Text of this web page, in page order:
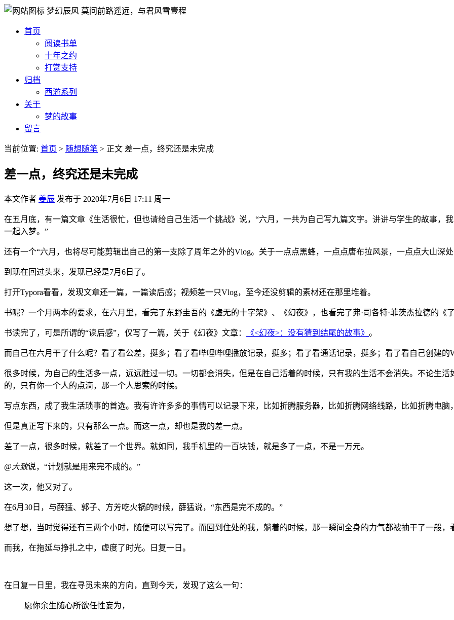
梦幻辰风 莫问前路遥远，与君风雪壹程
首页
阅读书单
十年之约
打赏支持
归档
西游系列
关于
梦的故事
留言
当前位置: 首页 > 随想随笔 > 正文 差一点，终究还是未完成
差一点，终究还是未完成
本文作者 姜辰 发布于 2020年7月6日 17:11 周一
在五月底，有一篇文章《生活很忙，但也请给自己生活一个挑战》说，“六月，一共为自己写九篇文字。讲讲与学生的故事，
一起入梦。”
还有一个“六月，也将尽可能剪辑出自己的第一支除了周年之外的Vlog。关于一点点黑蜂，一点点唐布拉风景，一点点大山深
到现在回过头来，发现已经是7月6日了。
打开Typora看看，发现文章还一篇，一篇读后感；视频差一只Vlog，至今还没剪辑的素材还在那里堆着。
书呢？一个月两本的要求，在六月里，看完了东野圭吾的《虚无的十字架》、《幻夜》，也看完了弗·司各特·菲茨杰拉德的《
书读完了，可是所谓的“读后感”，仅写了一篇，关于《幻夜》文章： 《<幻夜>：没有猜到结尾的故事》 。
而自己在六月干了什么呢？看了看公差，挺多；看了看哔哩哔哩播放记录，挺多；看了看通话记录，挺多；看了看自己创建的
很多时候，为自己的生活多一点，远远胜过一切。一切都会消失，但是在自己活着的时候，只有我的生活不会消失。不论生
的，只有你一个人的点滴，那一个人思索的时候。
写点东西，成了我生活琐事的首选。我有许许多多的事情可以记录下来，比如折腾服务器，比如折腾网络线路，比如折腾电脑
但是真正写下来的，只有那么一点。而这一点，却也是我的差一点。
差了一点，很多时候，就差了一个世界。就如同，我手机里的一百块钱，就是多了一点，不是一万元。
@大致说，“计划就是用来完不成的。”
这一次，他又对了。
在6月30日，与薛猛、郭子、方芳吃火锅的时候，薛猛说，“东西是完不成的。”
想了想，当时觉得还有三两个小时，随便可以写完了。而回到住处的我，躺着的时候，那一瞬间全身的力气都被抽干了一般，
而我，在拖延与挣扎之中，虚度了时光。日复一日。
在日复一日里，我在寻觅未来的方向，直到今天，发现了这么一句：
愿你余生随心所欲任性妄为，